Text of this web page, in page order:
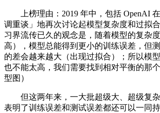
上榜理由：2019 年中，包括 OpenAI
调重谈」地再次讨论起模型复杂度和过拟
习界流传已久的观念是，随着模型的复杂
高），模型总能得到更小的训练误差，但
的差会越来越大（出现过拟合）；所以模
也不能太高，我们需要找到相对平衡的那
型图）
但这两年来，一大批超级大、超级复杂
表明了训练误差和测试误差都还可以一同